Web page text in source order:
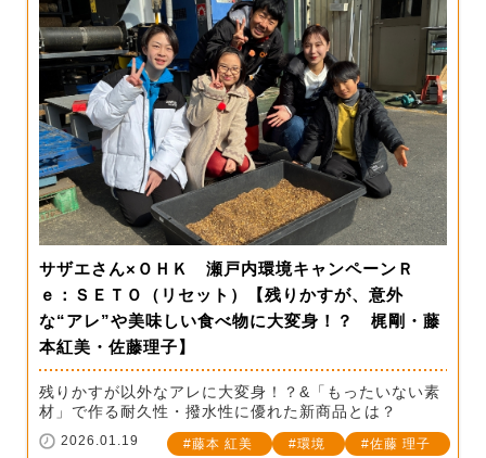
サザエさん×ＯＨＫ 瀬戸内環境キャンペーンＲ
ｅ：ＳＥＴＯ（リセット）【残りかすが、意外
な“アレ”や美味しい食べ物に大変身！？ 梶剛・藤
本紅美・佐藤理子】
残りかすが以外なアレに大変身！？&「もったいない素
材」で作る耐久性・撥水性に優れた新商品とは？
2026.01.19 藤本 紅美 環境 佐藤 理子